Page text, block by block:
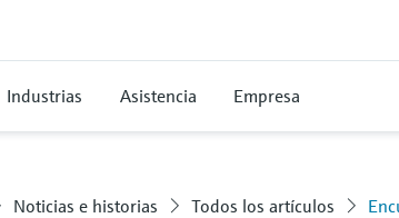
Industrias Asistencia Empresa
Noticias e historias Todos los artículos